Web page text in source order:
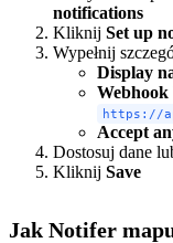
notifications
Kliknij Set up
Wypełnij
Display
https://
Accept
Dostosuj dane
Kliknij Save
Jak Notifer